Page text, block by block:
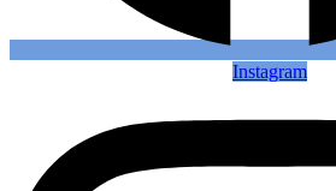
Instagram